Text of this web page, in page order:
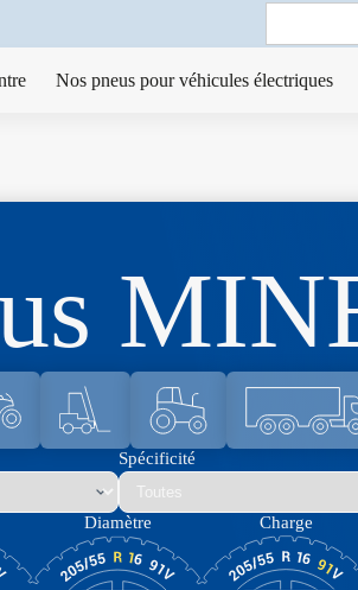
Search
Nos pneus pour véhicules électriques
Spécificité
Diamètre Charge